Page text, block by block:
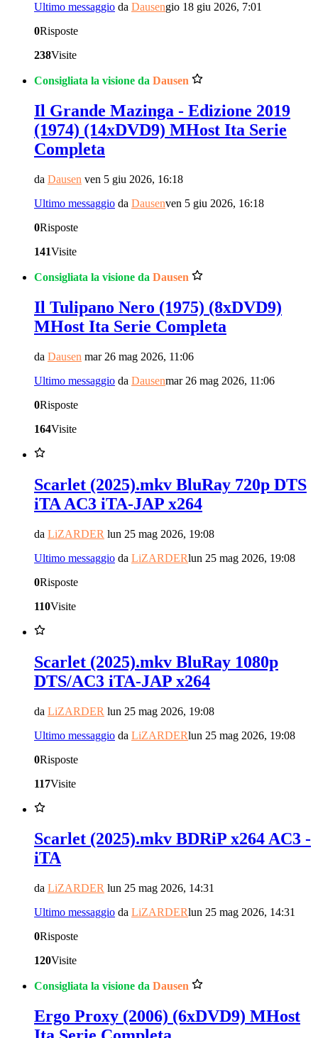
Ultimo messaggio da Dausengio 18 giu 2026, 7:01
0Risposte
238Visite
Consigliata la visione da Dausen
Il Grande Mazinga - Edizione 2019
(1974) (14xDVD9) MHost Ita Serie
Completa
da Dausen ven 5 giu 2026, 16:18
Ultimo messaggio da Dausenven 5 giu 2026, 16:18
0Risposte
141Visite
Consigliata la visione da Dausen
Il Tulipano Nero (1975) (8xDVD9)
MHost Ita Serie Completa
da Dausen mar 26 mag 2026, 11:06
Ultimo messaggio da Dausenmar 26 mag 2026, 11:06
0Risposte
164Visite
Scarlet (2025).mkv BluRay 720p DTS
iTA AC3 iTA-JAP x264
da LiZARDER lun 25 mag 2026, 19:08
Ultimo messaggio da LiZARDERlun 25 mag 2026, 19:08
0Risposte
110Visite
Scarlet (2025).mkv BluRay 1080p
DTS/AC3 iTA-JAP x264
da LiZARDER lun 25 mag 2026, 19:08
Ultimo messaggio da LiZARDERlun 25 mag 2026, 19:08
0Risposte
117Visite
Scarlet (2025).mkv BDRiP x264 AC3 -
iTA
da LiZARDER lun 25 mag 2026, 14:31
Ultimo messaggio da LiZARDERlun 25 mag 2026, 14:31
0Risposte
120Visite
Consigliata la visione da Dausen
Ergo Proxy (2006) (6xDVD9) MHost